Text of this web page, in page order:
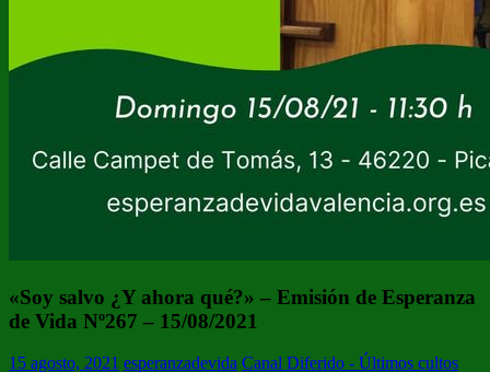
«Soy salvo ¿Y ahora qué?» – Emisión de Esperanza
de Vida Nº267 – 15/08/2021
15 agosto, 2021 esperanzadevida Canal Diferido - Últimos cultos